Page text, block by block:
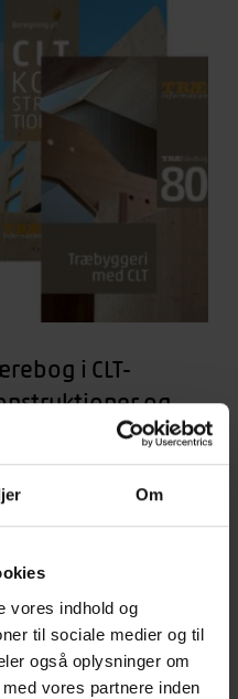
Om
vores indhold og
til sociale medier og til
også oplysninger om
vores partnere inden
i CLT-
og
952,00kr.